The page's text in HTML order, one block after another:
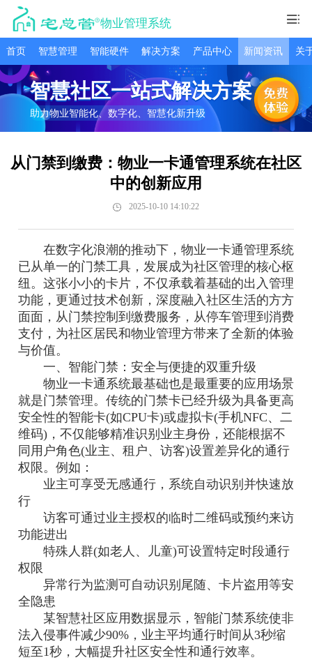
物业管理系统
首页 智慧管理 智能硬件 解决方案 产品中心 新闻资讯 关
智慧社区一站式解决方案
助力物业智能化、数字化、智慧化新升级
从门禁到缴费：物业一卡通管理系统在社区
中的创新应用​​
2025-10-10 14:10:22
在数字化浪潮的推动下，物业一卡通管理系统
已从单一的门禁工具，发展成为社区管理的核心枢
纽。这张小小的卡片，不仅承载着基础的出入管理
功能，更通过技术创新，深度融入社区生活的方方
面面，从门禁控制到缴费服务，从停车管理到消费
支付，为社区居民和物业管理方带来了全新的体验
与价值。
一、智能门禁：安全与便捷的双重升级
物业一卡通系统最基础也是最重要的应用场景
就是门禁管理。传统的门禁卡已经升级为具备更高
安全性的智能卡(如CPU卡)或虚拟卡(手机NFC、二
维码)，不仅能够精准识别业主身份，还能根据不
同用户角色(业主、租户、访客)设置差异化的通行
权限。例如：
业主可享受无感通行，系统自动识别并快速放
行
访客可通过业主授权的临时二维码或预约来访
功能进出
特殊人群(如老人、儿童)可设置特定时段通行
权限
异常行为监测可自动识别尾随、卡片盗用等安
全隐患
某智慧社区应用数据显示，智能门禁系统使非
法入侵事件减少90%，业主平均通行时间从3秒缩
短至1秒，大幅提升社区安全性和通行效率。